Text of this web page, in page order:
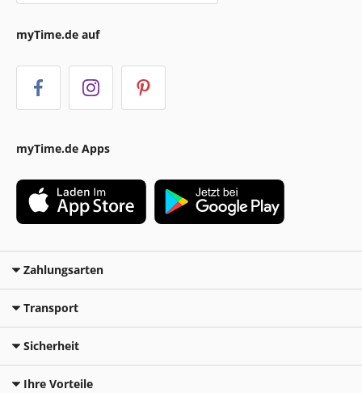
myTime.de auf
myTime.de Apps
Zahlungsarten
Transport
Sicherheit
Ihre Vorteile